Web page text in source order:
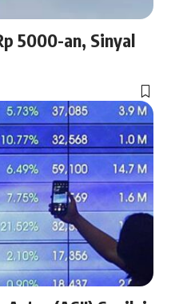
5000-an, Sinyal